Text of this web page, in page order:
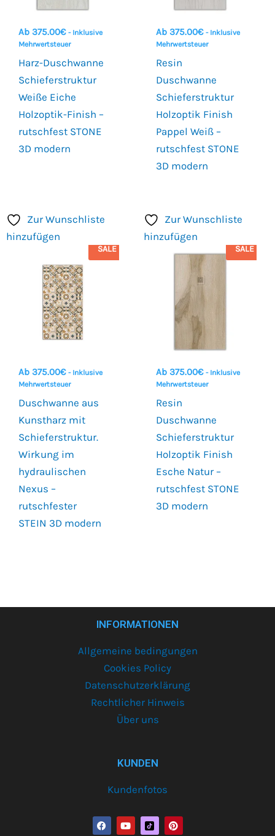
Ab 375.00€ - Inklusive
Mehrwertsteuer
Harz-Duschwanne
Schieferstruktur
Weiße Eiche
Holzoptik-Finish –
rutschfest STONE
3D modern
Ab 375.00€ - Inklusive
Mehrwertsteuer
Resin
Duschwanne
Schieferstruktur
Holzoptik Finish
Pappel Weiß –
rutschfest STONE
3D modern
Zur Wunschliste
hinzufügen
SALE
Ab 375.00€ - Inklusive
Mehrwertsteuer
Duschwanne aus
Kunstharz mit
Schieferstruktur.
Wirkung im
hydraulischen
Nexus –
rutschfester
STEIN 3D modern
Zur Wunschliste
hinzufügen
SALE
Ab 375.00€ - Inklusive
Mehrwertsteuer
Resin
Duschwanne
Schieferstruktur
Holzoptik Finish
Esche Natur –
rutschfest STONE
3D modern
INFORMATIONEN
Allgemeine bedingungen
Cookies Policy
Datenschutzerklärung
Rechtlicher Hinweis
Über uns
KUNDEN
Kundenfotos
F
a
Y
o
P
i